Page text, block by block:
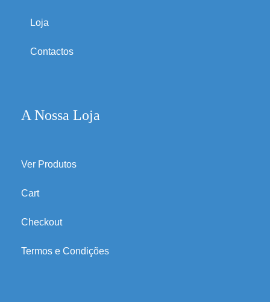
Loja
Contactos
A Nossa Loja
Ver Produtos
Cart
Checkout
Termos e Condições